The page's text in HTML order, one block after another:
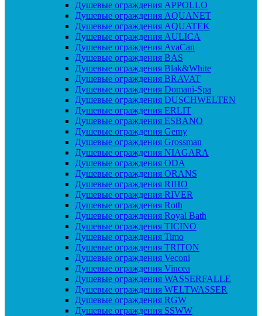
Душевые ограждения APPOLLO
Душевые ограждения AQUANET
Душевые ограждения AQUATEK
Душевые ограждения AULICA
Душевые ограждения AvaCan
Душевые ограждения BAS
Душевые ограждения Blak&White
Душевые ограждения BRAVAT
Душевые ограждения Domani-Spa
Душевые ограждения DUSCHWELTEN
Душевые ограждения ERLIT
Душевые ограждения ESBANO
Душевые ограждения Gemy
Душевые ограждения Grossman
Душевые ограждения NIAGARA
Душевые ограждения ODA
Душевые ограждения ORANS
Душевые ограждения RIHO
Душевые ограждения RIVER
Душевые ограждения Roth
Душевые ограждения Royal Bath
Душевые ограждения TICINO
Душевые ограждения Timo
Душевые ограждения TRITON
Душевые ограждения Veconi
Душевые ограждения Vincea
Душевые ограждения WASSERFALLE
Душевые ограждения WELTWASSER
Душевые ограждения RGW
Душевые ограждения SSWW